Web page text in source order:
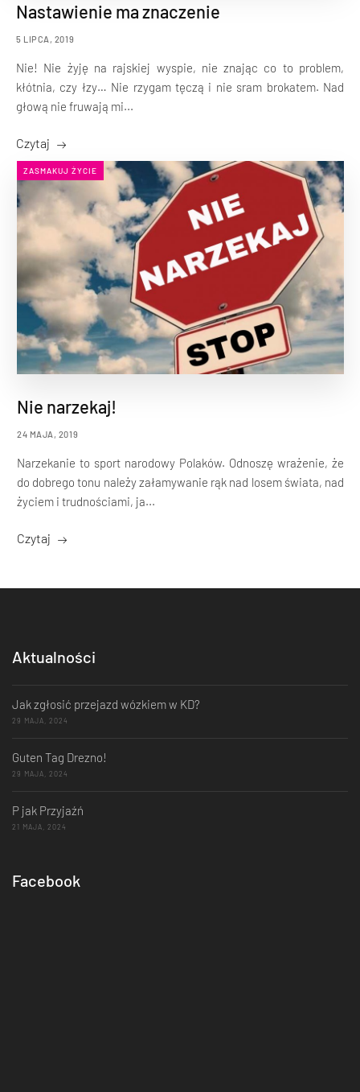
Nastawienie ma znaczenie
5 LIPCA, 2019
Nie! Nie żyję na rajskiej wyspie, nie znając co to problem,
kłótnia, czy łzy… Nie rzygam tęczą i nie sram brokatem. Nad
głową nie fruwają mi...
Czytaj
ZASMAKUJ ŻYCIE
Nie narzekaj!
24 MAJA, 2019
Narzekanie to sport narodowy Polaków. Odnoszę wrażenie, że
do dobrego tonu należy załamywanie rąk nad losem świata, nad
życiem i trudnościami, ja...
Czytaj
Aktualności
Jak zgłosić przejazd wózkiem w KD?
29 MAJA, 2024
Guten Tag Drezno!
29 MAJA, 2024
P jak Przyjaźń
21 MAJA, 2024
Facebook